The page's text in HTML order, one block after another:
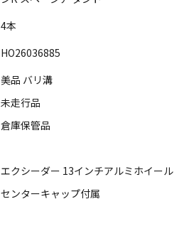
4本
HO26036885
美品 バリ溝
未走行品
倉庫保管品
エクシーダー 13インチアルミホイール
センターキャップ付属